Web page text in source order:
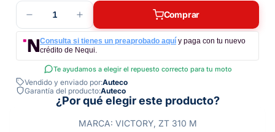
1 Comprar
Consulta si tienes un preaprobado aquí y paga con tu nuevo
crédito de Nequi.
Te ayudamos a elegir el repuesto correcto para tu moto
Vendido y enviado por:Auteco
Garantía del producto:Auteco
¿Por qué elegir este producto?
MARCA: VICTORY, ZT 310 M